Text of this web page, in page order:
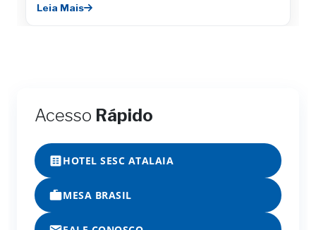
Leia Mais
Acesso Rápido
HOTEL SESC ATALAIA
MESA BRASIL